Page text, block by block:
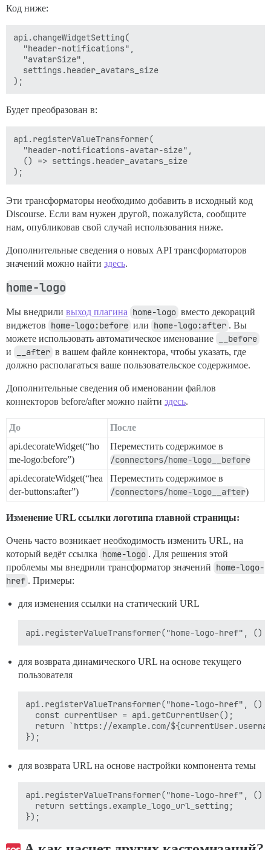
Код ниже:
api.changeWidgetSetting(
  "header-notifications",
  "avatarSize",
  settings.header_avatars_size
Будет преобразован в:
api.registerValueTransformer(
  "header-notifications-avatar-size",
  () => settings.header_avatars_size
Эти трансформаторы необходимо добавить в исходный код
Discourse. Если вам нужен другой, пожалуйста, сообщите
нам, опубликовав свой случай использования ниже.
Дополнительные сведения о новых API трансформаторов
значений можно найти здесь.
home-logo
Мы внедрили выход плагина home-logo вместо декораций
виджетов home-logo:before или home-logo:after . Вы
можете использовать автоматическое именование
__before
и __after в вашем файле коннектора, чтобы указать, где
должно располагаться ваше пользовательское содержимое.
Дополнительные сведения об именовании файлов
коннекторов before/after можно найти здесь.
До
После
api.decorateWidget(“ho
me-logo:before”)
Переместить содержимое в
/connectors/home-logo__before
api.decorateWidget(“hea
der-buttons:after”)
Переместить содержимое в
/connectors/home-logo__after)
Изменение URL ссылки логотипа главной страницы:
Очень часто возникает необходимость изменить URL, на
который ведёт ссылка home-logo . Для решения этой
проблемы мы внедрили трансформатор значений home-logo-
href . Примеры:
для изменения ссылки на статический URL
для возврата динамического URL на основе текущего
пользователя
api.registerValueTransformer("home-logo-href", ()
  const currentUser = api.getCurrentUser();
return `https://example.com/
для возврата URL на основе настройки компонента темы
api.registerValueTransformer("home-logo-href", ()
  return settings.example_logo_url_setting;